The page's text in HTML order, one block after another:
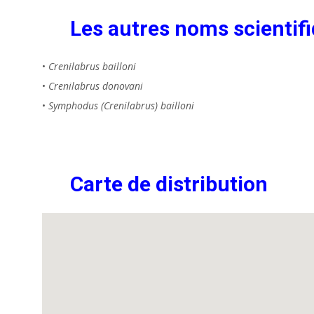
Les autres noms
• Crenilabrus bailloni
• Crenilabrus donovani
• Symphodus (Crenilabrus) bailloni
Carte de distribution